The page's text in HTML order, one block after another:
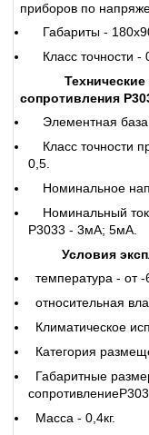
приборов по
Габариты -
Класс точности -
сопротивления
Элементная база
Класс точности
0,5.
Номинальное
Номинальный ток
Р3033 - 3мА; 5мА.
Условия
температура - от
относительная
Климатическое
Категория
Габаритные
Масса - 0,4кг.